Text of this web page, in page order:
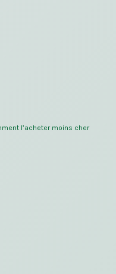
l’acheter moins cher